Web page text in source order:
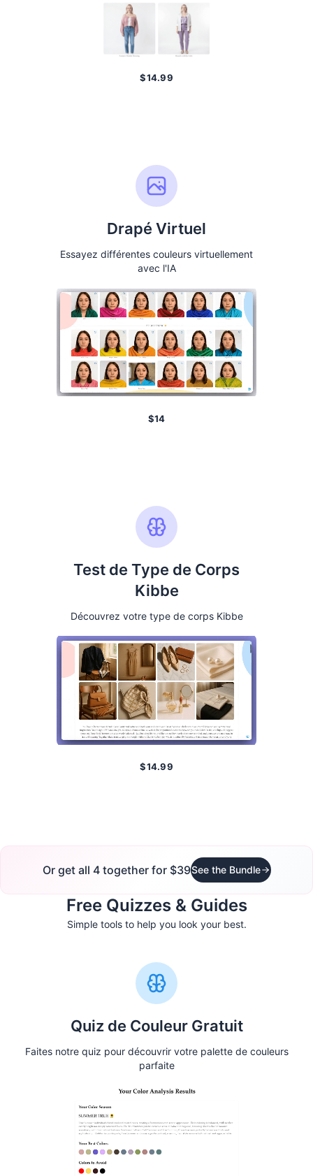
$14.99
Drapé Virtuel
Essayez différentes couleurs virtuellement
avec l'IA
$14
Test de Type de Corps
Kibbe
Découvrez votre type de corps Kibbe
$14.99
Or get all 4 together for $39See the Bundle
Free Quizzes & Guides
Simple tools to help you look your best.
Quiz de Couleur Gratuit
Faites notre quiz pour découvrir votre palette de couleurs
parfaite